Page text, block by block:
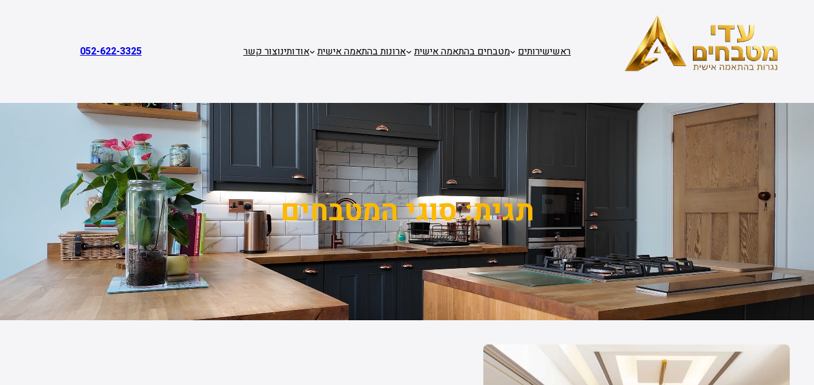
ראשישירותים מטבחים בהתאמה אישית ארונות בהתאמה אישית אודותינוצור קשר 052-622-3325
תגית:סוגי המטבחים